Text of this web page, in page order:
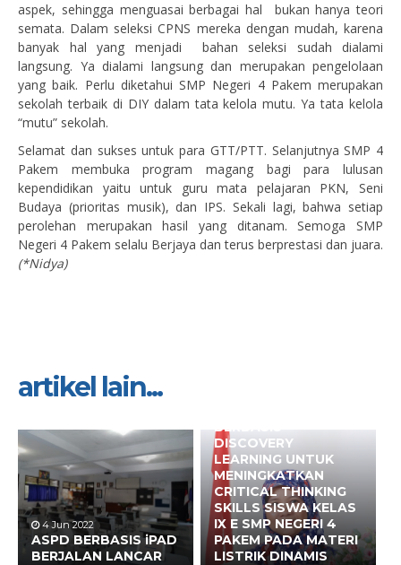
aspek, sehingga menguasai berbagai hal bukan hanya teori
semata. Dalam seleksi CPNS mereka dengan mudah, karena
banyak hal yang menjadi bahan seleksi sudah dialami
langsung. Ya dialami langsung dan merupakan pengelolaan
yang baik. Perlu diketahui SMP Negeri 4 Pakem merupakan
sekolah terbaik di DIY dalam tata kelola mutu. Ya tata kelola
“mutu” sekolah.
Selamat dan sukses untuk para GTT/PTT. Selanjutnya SMP 4
Pakem membuka program magang bagi para lulusan
kependidikan yaitu untuk guru mata pelajaran PKN, Seni
Budaya (prioritas musik), dan IPS. Sekali lagi, bahwa setiap
perolehan merupakan hasil yang ditanam. Semoga SMP
Negeri 4 Pakem selalu Berjaya dan terus berprestasi dan juara.
(*Nidya)
artikel lain...
4 Jun 2022
ASPD BERBASIS iPAD
BERJALAN LANCAR
BERBASIS
DISCOVERY
LEARNING UNTUK
MENINGKATKAN
CRITICAL THINKING
SKILLS SISWA KELAS
IX E SMP NEGERI 4
PAKEM PADA MATERI
LISTRIK DINAMIS